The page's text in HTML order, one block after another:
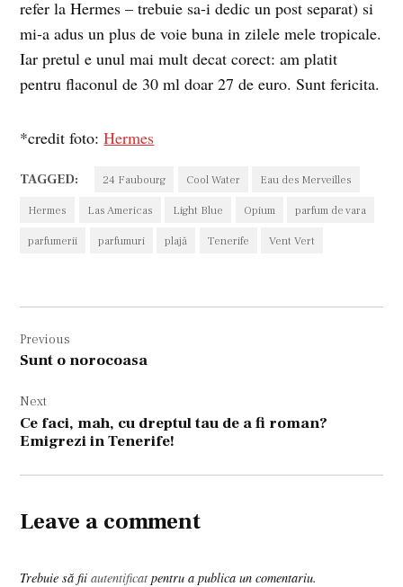
refer la Hermes – trebuie sa-i dedic un post separat) si
mi-a adus un plus de voie buna in zilele mele tropicale.
Iar pretul e unul mai mult decat corect: am platit
pentru flaconul de 30 ml doar 27 de euro. Sunt fericita.
*credit foto:Hermes
TAGGED: 24 Faubourg Cool Water Eau des Merveilles
Hermes Las Americas Light Blue Opium parfum de vara
parfumerii parfumuri plajă Tenerife Vent Vert
în
articole
Previous
Sunt o norocoasa
Next
Ce faci, mah, cu dreptul tau de a fi roman?
Emigrezi in Tenerife!
Leave a comment
Trebuie să fiiautentificat pentru a publica un comentariu.